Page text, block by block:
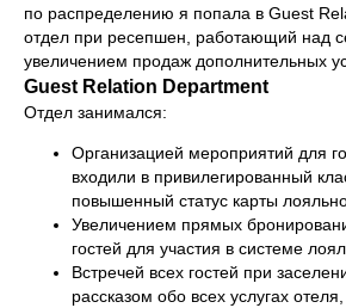
по распределению я попала в Guest
отдел при ресепшен, работающий над
увеличением продаж дополнительных
Guest Relation Department
Отдел занимался:
Организацией мероприятий для
входили в привилегированный
повышенный статус карты
Увеличением прямых
гостей для участия в системе
Встречей всех гостей при
рассказом обо всех услугах